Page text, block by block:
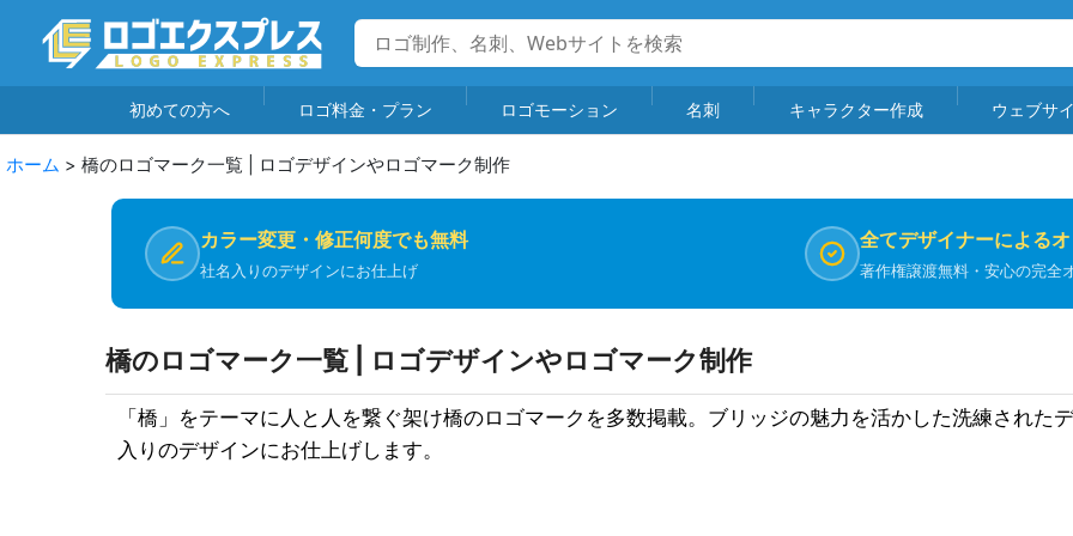
初めての方へ ロゴ料金・プラン ロゴモーション 名刺 キャラクター作成 ウェブサ
ホーム > 橋のロゴマーク一覧 | ロゴデザインやロゴマーク制作
カラー変更・修正何度でも無料
社名入りのデザインにお仕上げ
全てデザイナーによる
著作権譲渡無料・安心の完全
橋のロゴマーク一覧 | ロゴデザインやロゴマーク制作
「橋」をテーマに人と人を繋ぐ架け橋のロゴマークを多数掲載。ブリッジの魅力を活かした洗練された
入りのデザインにお仕上げします。